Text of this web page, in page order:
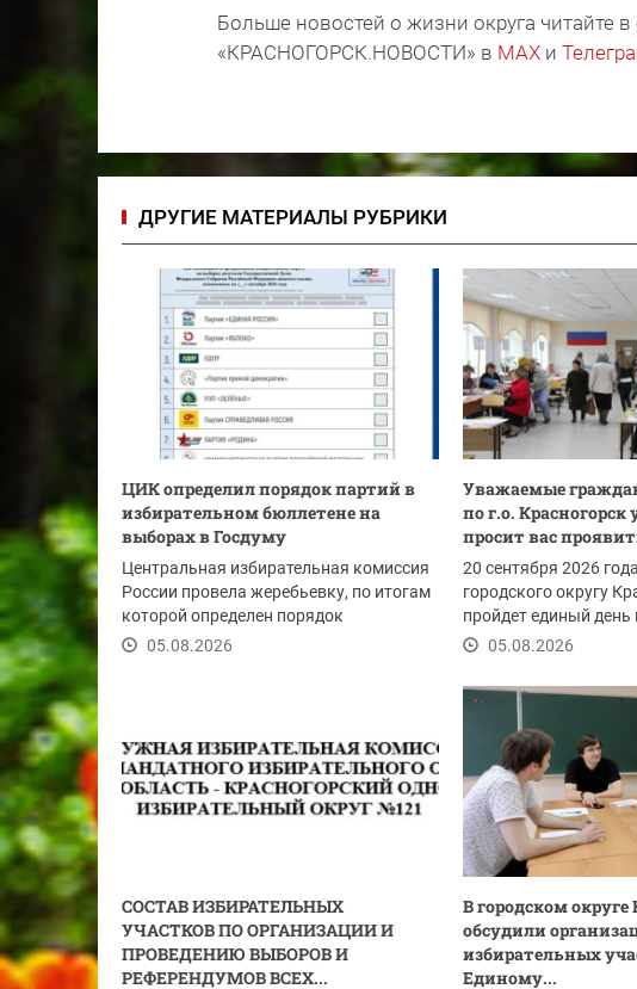
Больше новостей о жизни округа читайте
«КРАСНОГОРСК.НОВОСТИ» в MAX и
ДРУГИЕ МАТЕРИАЛЫ РУБРИКИ
ЦИК определил порядок партий в
избирательном бюллетене на
выборах в Госдуму
Центральная избирательная комиссия
России провела жеребьевку, по итогам
которой определен порядок
размещения...
05.08.2026
Уважаемые
по г.о. Красногорск
просит вас
20 сентября 2026
городского округу
пройдет единый день
05.08.2026
СОСТАВ ИЗБИРАТЕЛЬНЫХ
УЧАСТКОВ ПО ОРГАНИЗАЦИИ И
ПРОВЕДЕНИЮ ВЫБОРОВ И
РЕФЕРЕНДУМОВ ВСЕХ...
В городском округе
обсудили
избирательных
Единому...